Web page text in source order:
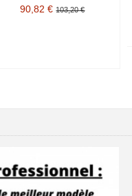
90,82 € 103,20 €